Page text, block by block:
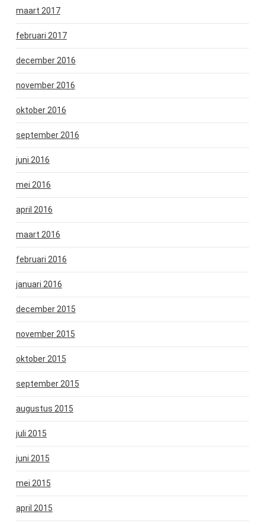
maart 2017
februari 2017
december 2016
november 2016
oktober 2016
september 2016
juni 2016
mei 2016
april 2016
maart 2016
februari 2016
januari 2016
december 2015
november 2015
oktober 2015
september 2015
augustus 2015
juli 2015
juni 2015
mei 2015
april 2015